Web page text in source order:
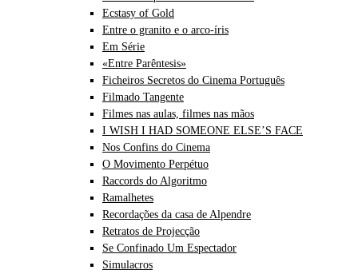
Ecstasy of Gold
Entre o granito e o arco-íris
Em Série
«Entre Parêntesis»
Ficheiros Secretos do Cinema Português
Filmado Tangente
Filmes nas aulas, filmes nas mãos
I WISH I HAD SOMEONE ELSE’S FACE
Nos Confins do Cinema
O Movimento Perpétuo
Raccords do Algoritmo
Ramalhetes
Recordações da casa de Alpendre
Retratos de Projecção
Se Confinado Um Espectador
Simulacros